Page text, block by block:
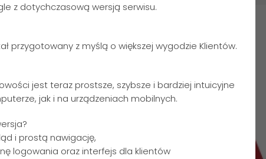
z dotychczasową wersją serwisu.
przygotowany z myślą o większej wygodzie Klientów.
jest teraz prostsze, szybsze i bardziej intuicyjne
jak i na urządzeniach mobilnych.
i prostą nawigację,
logowania oraz interfejs dla klientów